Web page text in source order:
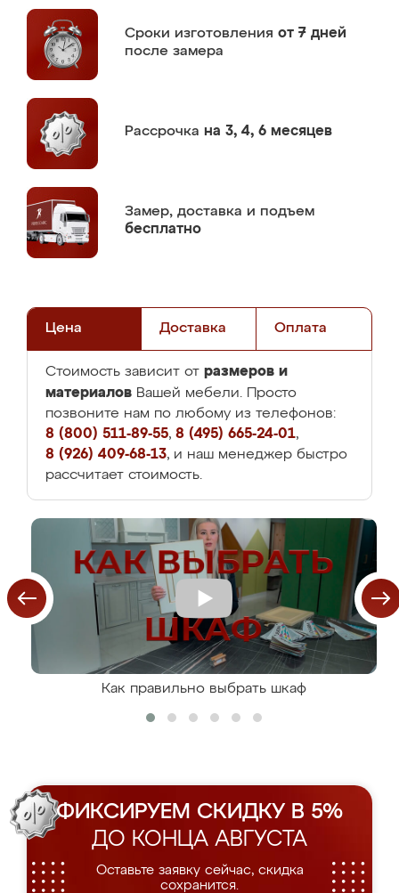
Сроки изготовления от 7 дней
после замера
Рассрочка на 3, 4, 6 месяцев
Замер, доставка и подъем
бесплатно
Цена Доставка Оплата
Стоимость зависит от размеров и
материалов Вашей мебели. Просто
позвоните нам по любому из телефонов:
8 (800) 511-89-55, 8 (495) 665-24-01,
8 (926) 409-68-13, и наш менеджер быстро
рассчитает стоимость.
Как правильно выбрать шкаф
ФИКСИРУЕМ СКИДКУ В 5%
ДО КОНЦА АВГУСТА
Оставьте заявку сейчас, скидка
сохранится.